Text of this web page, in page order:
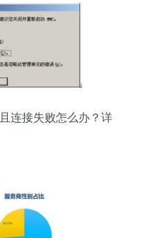
连接失败怎么办？详